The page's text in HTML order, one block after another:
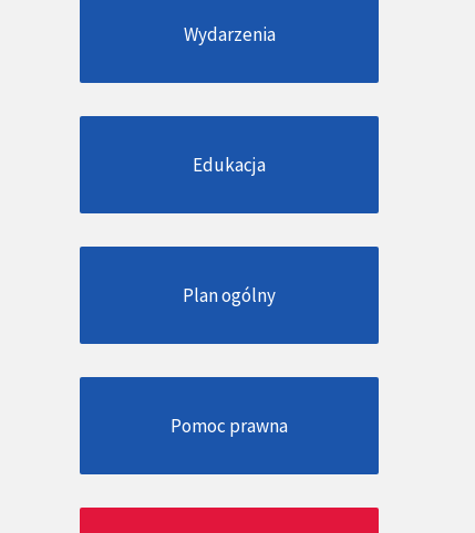
Wydarzenia
Edukacja
Plan ogólny
Pomoc prawna